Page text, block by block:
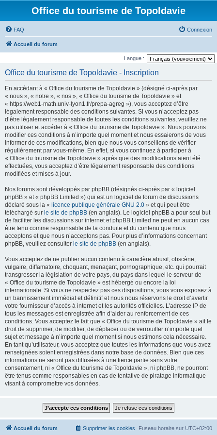
Office du tourisme de Topoldavie
FAQ Connexion
Accueil du forum
Langue :
Office du tourisme de Topoldavie - Inscription
En accédant à « Office du tourisme de Topoldavie » (désigné ci-après par
« nous », « notre », « nos », « Office du tourisme de Topoldavie » et
« https://web1-math.univ-lyon1.fr/prepa-agreg »), vous acceptez d’être
légalement responsable des conditions suivantes. Si vous n’acceptez pas
d’être légalement responsable de toutes les conditions suivantes, veuillez ne
pas utiliser et accéder à « Office du tourisme de Topoldavie ». Nous pouvons
modifier ces conditions à n’importe quel moment et nous essaierons de vous
informer de ces modifications, bien que nous vous conseillons de vérifier
régulièrement par vous-même. En effet, si vous continuez à participer à
« Office du tourisme de Topoldavie » après que des modifications aient été
effectuées, vous acceptez d’être légalement responsable des conditions
modifiées et mises à jour.
Nos forums sont développés par phpBB (désignés ci-après par « logiciel
phpBB » et « phpBB Limited ») qui est un logiciel de forum de discussions
déclaré sous la « licence publique générale GNU 2.0 » et qui peut être
téléchargé sur le site de phpBB (en anglais). Le logiciel phpBB a pour seul but
de faciliter les discussions sur internet et phpBB Limited ne peut en aucun cas
être tenu comme responsable de la conduite et du contenu que nous
acceptons et que nous n’acceptons pas. Pour plus d’informations concernant
phpBB, veuillez consulter le site de phpBB (en anglais).
Vous acceptez de ne publier aucun contenu à caractère abusif, obscène,
vulgaire, diffamatoire, choquant, menaçant, pornographique, etc. qui pourrait
transgresser la législation de votre pays, du pays dans lequel le serveur de
« Office du tourisme de Topoldavie » est hébergé ou encore la loi
internationale. Si vous ne respectez pas ces dispositions, vous vous exposez à
un bannissement immédiat et définitif et nous nous réservons le droit d’avertir
votre fournisseur d’accès à internet et les autorités officielles. L’adresse IP de
tous les messages est enregistrée afin d’aider au renforcement de ces
conditions. Vous acceptez le fait que « Office du tourisme de Topoldavie » ait le
droit de supprimer, de modifier, de déplacer ou de verrouiller n’importe quel
sujet et message à n’importe quel moment si nous estimons cela nécessaire.
En tant qu’utilisateur, vous acceptez que toutes les informations que vous avez
renseignées soient enregistrées dans notre base de données. Bien que ces
informations ne seront pas diffusées à une tierce partie sans votre
consentement, ni « Office du tourisme de Topoldavie », ni phpBB, ne pourront
être tenus comme responsables en cas de tentative de piratage informatique
visant à compromettre vos données.
Accueil du forum Fuseau horaire sur UTC+02:00
Supprimer les cookies